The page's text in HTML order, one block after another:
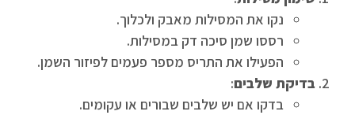
נקו את המסילות מאבק ולכלוך.
רססו שמן סיכה דק במסילות.
הפעילו את התריס מספר פעמים לפיזור השמן.
בדיקת שלבים:
בדקו אם יש שלבים שבורים או עקומים.